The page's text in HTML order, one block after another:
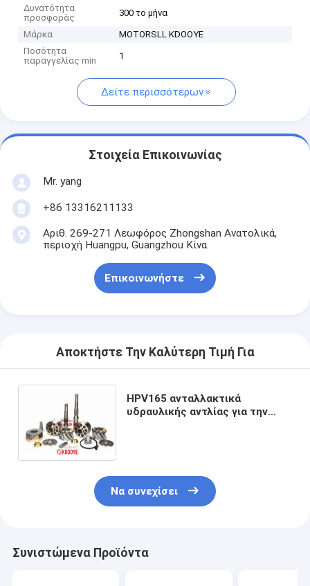
Δυνατότητα
προσφοράς
300 το μήνα
Μάρκα
MOTORSLL KDOOYE
Ποσότητα
παραγγελίας min
1
Δείτε περισσότερων
Στοιχεία Επικοινωνίας
Mr. yang
+86 13316211133
Αριθ. 269-271 Λεωφόρος Zhongshan Ανατολικά,
περιοχή Huangpu, Guangzhou Κίνα.
Επικοινωνήστε
Αποκτήστε Την Καλύτερη Τιμή Για
HPV165 ανταλλακτικά
υδραυλικής αντλίας για την
Να συνεχίσει
Συνιστώμενα Προϊόντα